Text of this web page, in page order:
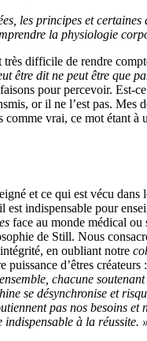
les principes et
la physiologie
difficile de rendre
être dit ne peut être que
pour percevoir. Est-
or il ne l’est pas.
vrai, ce mot étant
et ce qui est vécu
indispensable pour
face au monde médical
de Still. Nous
en oubliant notre
d’êtres créateurs :
chacune
se désynchronise et
pas nos besoins
à la réussite. »